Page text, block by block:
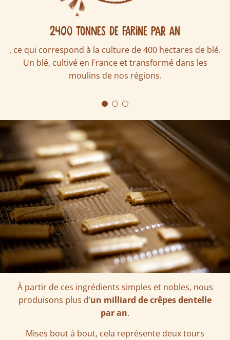
2400 TONNES DE FARINE PAR AN
, ce qui correspond à la culture de 400 hectares de blé.
Un blé, cultivé en France et transformé dans les
moulins de nos régions.
À partir de ces ingrédients simples et nobles, nous
produisons plus d’un milliard de crêpes dentelle
par an.
Mises bout à bout, cela représente deux tours